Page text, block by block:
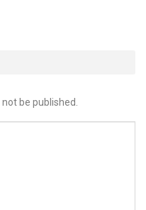
be published.